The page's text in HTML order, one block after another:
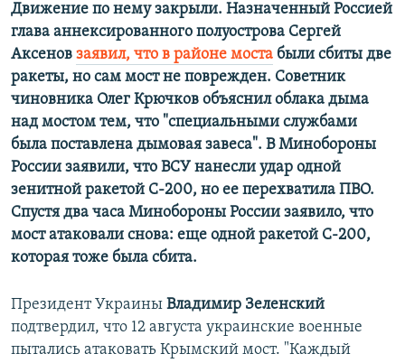
Движение по нему закрыли. Назначенный Россией
глава аннексированного полуострова Сергей
Аксенов заявил, что в районе моста были сбиты две
ракеты, но сам мост не поврежден. Советник
чиновника Олег Крючков объяснил облака дыма
над мостом тем, что "специальными службами
была поставлена дымовая завеса". В Минобороны
России заявили, что ВСУ нанесли удар одной
зенитной ракетой С-200, но ее перехватила ПВО.
Спустя два часа Минобороны России заявило, что
мост атаковали снова: еще одной ракетой С-200,
которая тоже была сбита.
Президент Украины Владимир Зеленский
подтвердил, что 12 августа украинские военные
пытались атаковать Крымский мост. "Каждый